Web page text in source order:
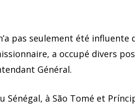
pas seulement été
a occupé divers
Général.
Sénégal, à São Tomé et